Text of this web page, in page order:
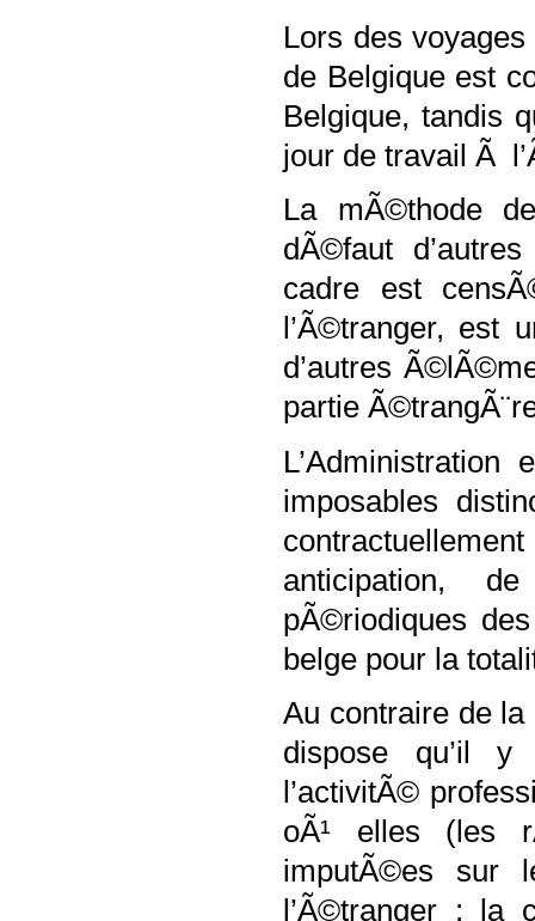
Lors des
de Belgique est
Belgique, tandis
jour de travail Ã
La mÃ©thode
dÃ©faut
cadre est
l’Ã©tranger, est
d’autres
partie
imposables
anticipation,
pÃ©riodiques
belge pour la
Au contraire de la
dispose qu’il y
l’activitÃ©
oÃ¹ elles (les
imputÃ©es sur
l’Ã©tranger ; la